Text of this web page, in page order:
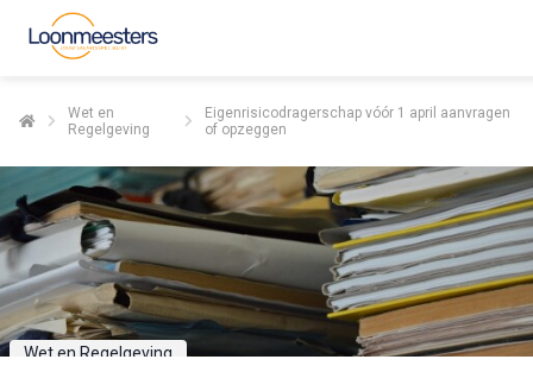
Wet en
Regelgeving
Eigenrisicodragerschap vóór 1 april aanvragen
of opzeggen
Wet en Regelgeving